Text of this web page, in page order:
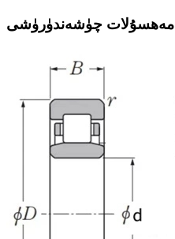
مەھسۇلات چۈشەندۈرۈشى